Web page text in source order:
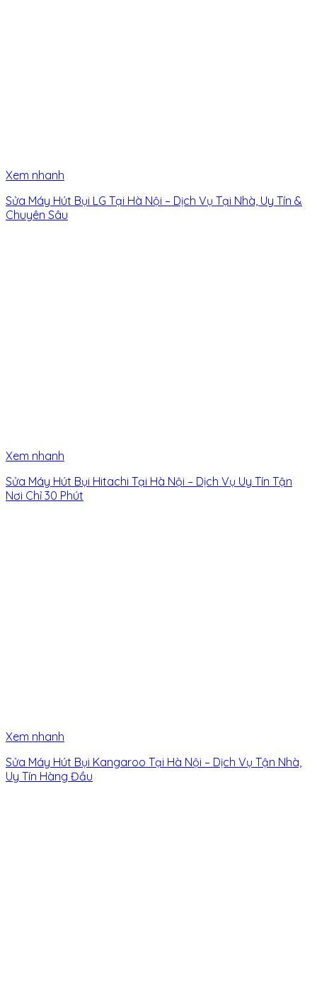
Xem nhanh
Sửa Máy Hút Bụi LG Tại Hà Nội – Dịch Vụ Tại Nhà, Uy Tín &
Chuyên Sâu
Xem nhanh
Sửa Máy Hút Bụi Hitachi Tại Hà Nội – Dịch Vụ Uy Tín Tận
Nơi Chỉ 30 Phút
Xem nhanh
Sửa Máy Hút Bụi Kangaroo Tại Hà Nội – Dịch Vụ Tận Nhà,
Uy Tín Hàng Đầu